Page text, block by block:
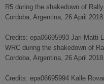
R5 during the shakedown of
Cordoba, Argentina, 26 April
Credits: epa06695993 Jari-Matti
WRC during the shakedown of
Cordoba, Argentina, 26 April
Credits: epa06695994 Kalle